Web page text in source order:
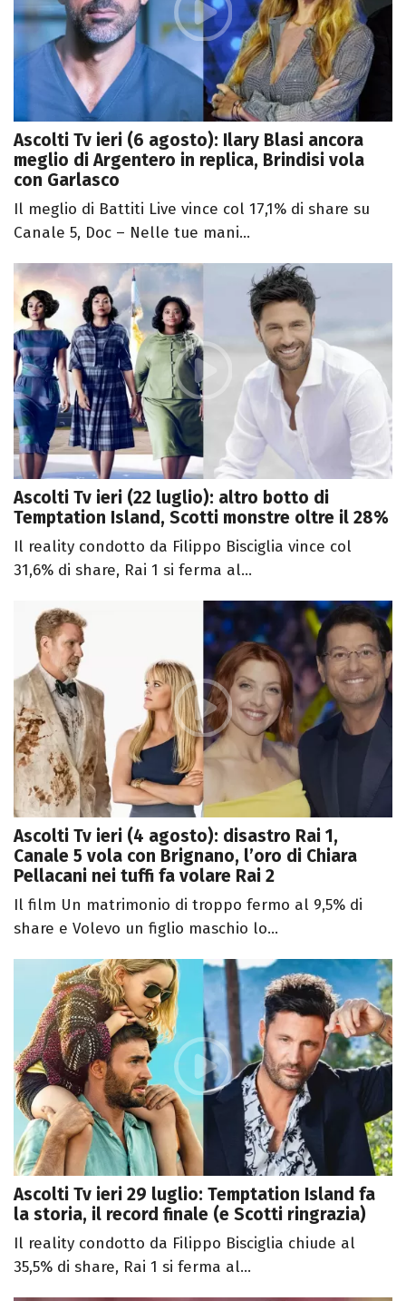
Ascolti Tv ieri (6 agosto): Ilary Blasi ancora
meglio di Argentero in replica, Brindisi vola
con Garlasco
Il meglio di Battiti Live vince col 17,1% di share su
Canale 5, Doc – Nelle tue mani...
Ascolti Tv ieri (22 luglio): altro botto di
Temptation Island, Scotti monstre oltre il 28%
Il reality condotto da Filippo Bisciglia vince col
31,6% di share, Rai 1 si ferma al...
Ascolti Tv ieri (4 agosto): disastro Rai 1,
Canale 5 vola con Brignano, l’oro di Chiara
Pellacani nei tuffi fa volare Rai 2
Il film Un matrimonio di troppo fermo al 9,5% di
share e Volevo un figlio maschio lo...
Ascolti Tv ieri 29 luglio: Temptation Island fa
la storia, il record finale (e Scotti ringrazia)
Il reality condotto da Filippo Bisciglia chiude al
35,5% di share, Rai 1 si ferma al...